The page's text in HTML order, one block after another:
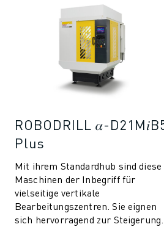
ROBODRILL 𝛼-
Plus
Mit ihrem Standardhub sind diese
Maschinen der Inbegriff für
vielseitige vertikale
Bearbeitungszentren. Sie eignen
sich hervorragend zur Steigerung